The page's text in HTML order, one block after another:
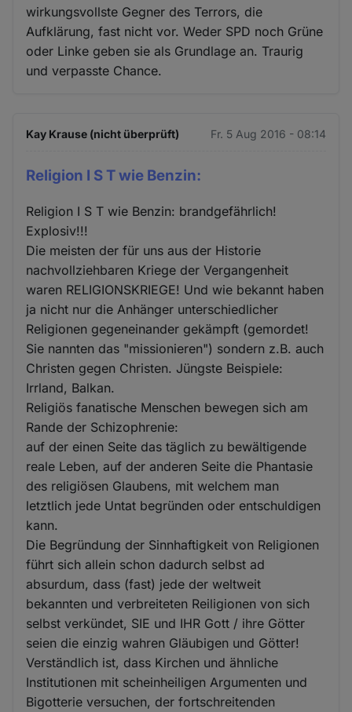
wirkungsvollste Gegner des Terrors, die
Aufklärung, fast nicht vor. Weder SPD noch Grüne
oder Linke geben sie als Grundlage an. Traurig
und verpasste Chance.
Kay Krause (nicht überprüft) Fr. 5 Aug 2016 - 08:14
Religion I S T wie Benzin:
Religion I S T wie Benzin: brandgefährlich!
Explosiv!!!
Die meisten der für uns aus der Historie
nachvollziehbaren Kriege der Vergangenheit
waren RELIGIONSKRIEGE! Und wie bekannt haben
ja nicht nur die Anhänger unterschiedlicher
Religionen gegeneinander gekämpft (gemordet!
Sie nannten das "missionieren") sondern z.B. auch
Christen gegen Christen. Jüngste Beispiele:
Irrland, Balkan.
Religiös fanatische Menschen bewegen sich am
Rande der Schizophrenie:
auf der einen Seite das täglich zu bewältigende
reale Leben, auf der anderen Seite die Phantasie
des religiösen Glaubens, mit welchem man
letztlich jede Untat begründen oder entschuldigen
kann.
Die Begründung der Sinnhaftigkeit von Religionen
führt sich allein schon dadurch selbst ad
absurdum, dass (fast) jede der weltweit
bekannten und verbreiteten Reiligionen von sich
selbst verkündet, SIE und IHR Gott / ihre Götter
seien die einzig wahren Gläubigen und Götter!
Verständlich ist, dass Kirchen und ähnliche
Institutionen mit scheinheiligen Argumenten und
Bigotterie versuchen, der fortschreitenden